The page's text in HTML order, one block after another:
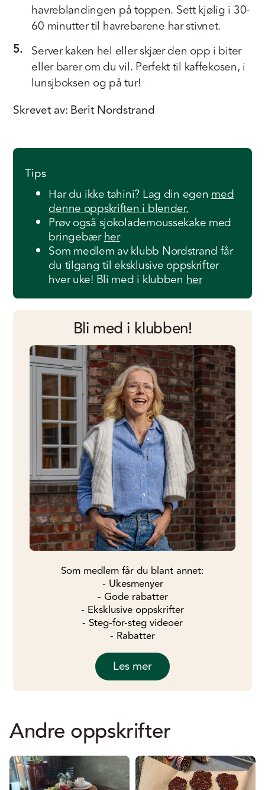
havreblandingen på toppen. Sett kjølig i 30-
60 minutter til havrebarene har stivnet.
5. Server kaken hel eller skjær den opp i biter
eller barer om du vil. Perfekt til kaffekosen, i
lunsjboksen og på tur!
Skrevet av: Berit Nordstrand
Tips
Har du ikke tahini? Lag din egenmed
denne oppskriften i blender.
Prøv også sjokolademoussekake med
bringebærher
Som medlem av klubb Nordstrand får
du tilgang til eksklusive oppskrifter
hver uke! Bli med i klubbenher
Bli med i klubben!
Som medlem får du blant annet:
- Ukesmenyer
- Gode rabatter
- Eksklusive oppskrifter
- Steg-for-steg videoer
- Rabatter
Les mer
Andre oppskrifter